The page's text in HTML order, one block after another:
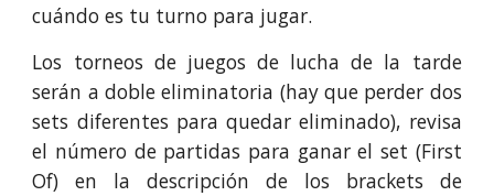
cuándo es tu turno para jugar.
Los torneos de juegos de lucha de la tarde
serán a doble eliminatoria (hay que perder dos
sets diferentes para quedar eliminado), revisa
el número de partidas para ganar el set (First
Of) en la descripción de los brackets de